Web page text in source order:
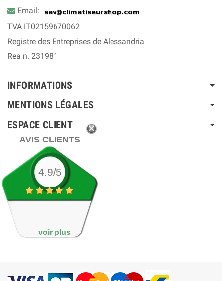
Email:
TVA IT02159670062
Registre des Entreprises de Alessandria
Rea n. 231981
INFORMATIONS
MENTIONS LÉGALES
ESPACE CLIENT
AVIS CLIENTS
4.9/5
voir plus